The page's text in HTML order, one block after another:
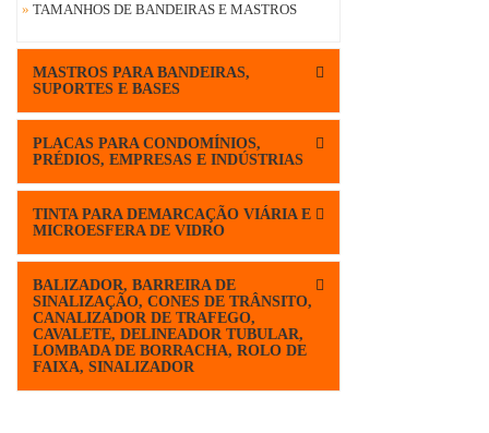
» TAMANHOS DE BANDEIRAS E MASTROS
MASTROS PARA BANDEIRAS,
SUPORTES E BASES
PLACAS PARA CONDOMÍNIOS,
PRÉDIOS, EMPRESAS E INDÚSTRIAS
TINTA PARA DEMARCAÇÃO VIÁRIA E
MICROESFERA DE VIDRO
BALIZADOR, BARREIRA DE
SINALIZAÇÃO, CONES DE TRÂNSITO,
CANALIZADOR DE TRAFEGO,
CAVALETE, DELINEADOR TUBULAR,
LOMBADA DE BORRACHA, ROLO DE
FAIXA, SINALIZADOR